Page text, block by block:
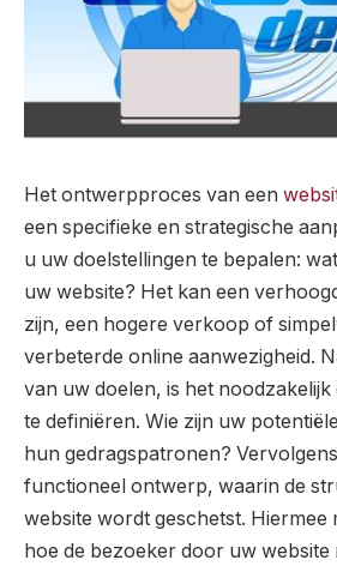
Het ontwerpproces van een
een specifieke en strategische
u uw doelstellingen te bepalen:
uw website? Het kan een
zijn, een hogere verkoop of
verbeterde online aanwezigheid.
van uw doelen, is het
te definiëren. Wie zijn uw
hun gedragspatronen?
functioneel ontwerp, waarin de
website wordt geschetst. Hiermee
hoe de bezoeker door uw website